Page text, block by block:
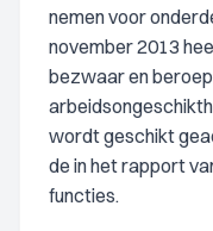
nemen voor
november 2013
bezwaar en
wordt geschikt
de in het rapport
functies.